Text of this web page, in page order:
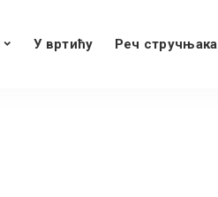
У вртићу Реч стручњака